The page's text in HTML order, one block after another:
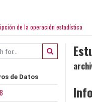
de la operación estadística
de Datos